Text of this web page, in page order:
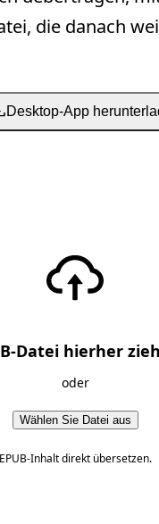
die danach
Desktop-App
Datei hierher
oder
Wählen Sie Datei aus
EPUB-Inhalt direkt übersetzen.